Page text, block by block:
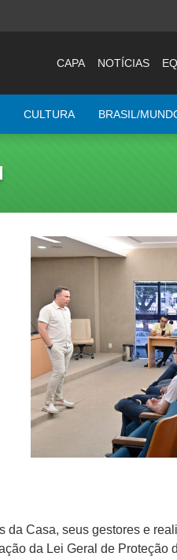
CAPA NOTÍCIAS
CULTURA BRASIL/
Casa, seus gestores e
da Lei Geral de Proteção